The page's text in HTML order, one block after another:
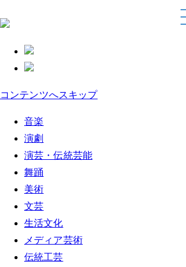
コンテンツへスキップ
音楽
演劇
演芸・伝統芸能
舞踊
美術
文芸
生活文化
メディア芸術
伝統工芸